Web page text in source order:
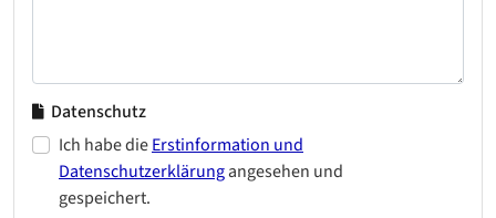
Datenschutz
Ich habe dieErstinformation und
Datenschutzerklärungangesehen und
gespeichert.